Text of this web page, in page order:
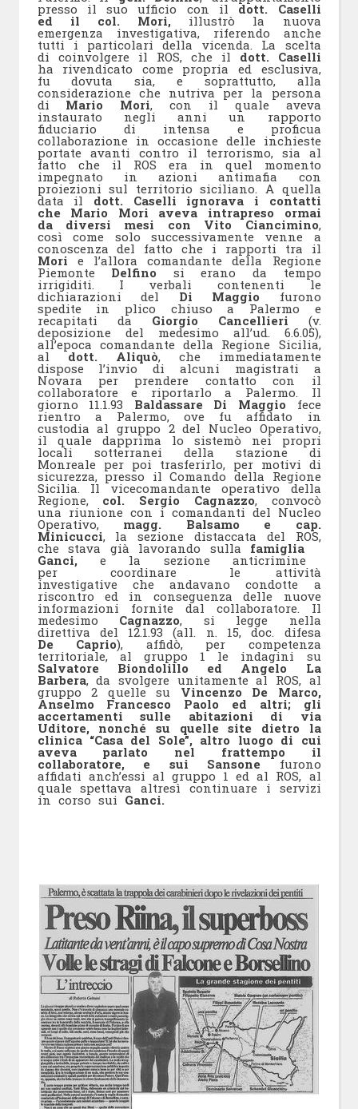
presso il suo ufficio con il dott. Caselli
ed il col. Mori, illustrò la nuova
emergenza investigativa, riferendo anche
tutti i particolari della vicenda. La scelta
di coinvolgere il ROS, che il dott. Caselli
ha rivendicato come propria ed esclusiva,
fu dovuta sia, e soprattutto, alla
considerazione che nutriva per la persona
di Mario Mori, con il quale aveva
instaurato negli anni un rapporto
fiduciario di intensa e proficua
collaborazione in occasione delle inchieste
portate avanti contro il terrorismo, sia al
fatto che il ROS era in quel momento
impegnato in azioni antimafia con
proiezioni sul territorio siciliano. A quella
data il dott. Caselli ignorava i contatti
che Mario Mori aveva intrapreso ormai
da diversi mesi con Vito Ciancimino,
così come solo successivamente venne a
conoscenza del fatto che i rapporti tra il
Mori e l’allora comandante della Regione
Piemonte Delfino si erano da tempo
irrigiditi. I verbali contenenti le
dichiarazioni del Di Maggio furono
spedite in plico chiuso a Palermo e
recapitati da Giorgio Cancellieri (v.
deposizione del medesimo all’ud. 6.6.05),
all’epoca comandante della Regione Sicilia,
aldott. Aliquò, che immediatamente
dispose l’invio di alcuni magistrati a
Novara per prendere contatto con il
collaboratore e riportarlo a Palermo. Il
giorno 11.1.93 Baldassare Di Maggio fece
rientro a Palermo, ove fu affidato in
custodia al gruppo 2 del Nucleo Operativo,
il quale dapprima lo sistemò nei propri
locali sotterranei della stazione di
Monreale per poi trasferirlo, per motivi di
sicurezza, presso il Comando della Regione
Sicilia. Il vicecomandante operativo della
Regione, col. Sergio Cagnazzo, convocò
una riunione con i comandanti del Nucleo
Operativo, magg. Balsamo e cap.
Minicucci, la sezione distaccata del ROS,
che stava già lavorando sulla famiglia
Ganci,e la sezione anticrimine
per coordinare le attività
investigative che andavano condotte a
riscontro ed in conseguenza delle nuove
informazioni fornite dal collaboratore. Il
medesimo Cagnazzo, si legge nella
direttiva del 12.1.93 (all. n. 15, doc. difesa
De Caprio), affidò, per competenza
territoriale, al gruppo 1 le indagini su
Salvatore Biondolillo ed Angelo La
Barbera, da svolgere unitamente al ROS, al
gruppo 2 quelle su Vincenzo De Marco,
Anselmo Francesco Paolo ed altri; gli
accertamenti sulle abitazioni di via
Uditore, nonché su quelle site dietro la
clinica “Casa del Sole”, altro luogo di cui
aveva parlato nel frattempo il
collaboratore, e sui Sansone furono
affidati anch’essi al gruppo 1 ed al ROS, al
quale spettava altresì continuare i servizi
in corso sui Ganci.